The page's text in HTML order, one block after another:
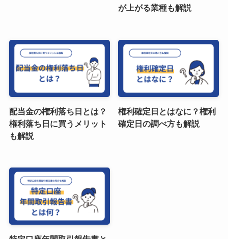
が上がる業種も解説
配当金の権利落ち日とは？
権利落ち日に買うメリット
も解説
権利確定日とはなに？権利
確定日の調べ方も解説